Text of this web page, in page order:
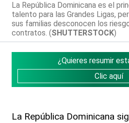
La República Dominicana es el
talento para las Grandes Ligas,
sus familias desconocen los
contratos. (SHUTTERSTOCK)
¿Quieres resumir
Clic aquí
La República Dominicana